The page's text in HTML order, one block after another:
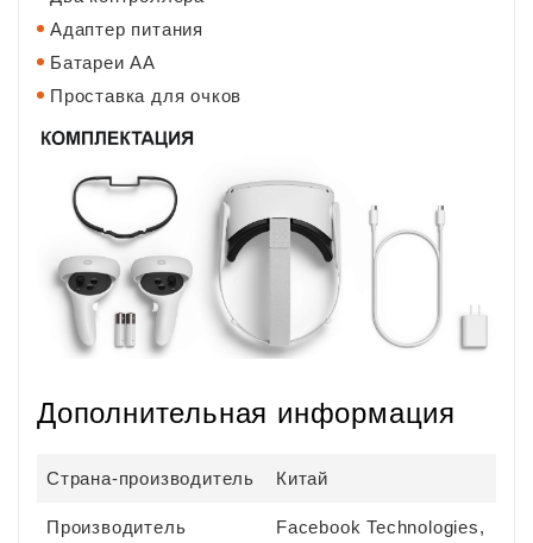
Адаптер питания
Батареи АА
Проставка для очков
Дополнительная информация
Страна-производитель Китай
Производитель
Facebook Technologies,